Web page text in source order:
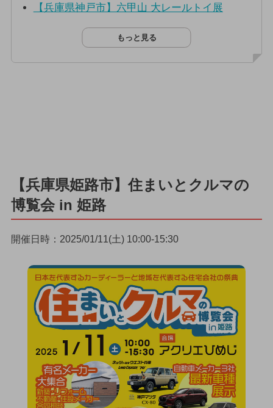
【兵庫県神戸市】六甲山 大レールトイ展
もっと見る
【兵庫県姫路市】住まいとクルマの
博覧会 in 姫路
開催日時：2025/01/11(土) 10:00-15:30